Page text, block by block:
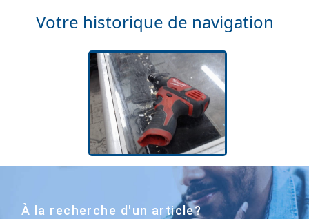
Votre historique de navigation
À la recherche d'un article?